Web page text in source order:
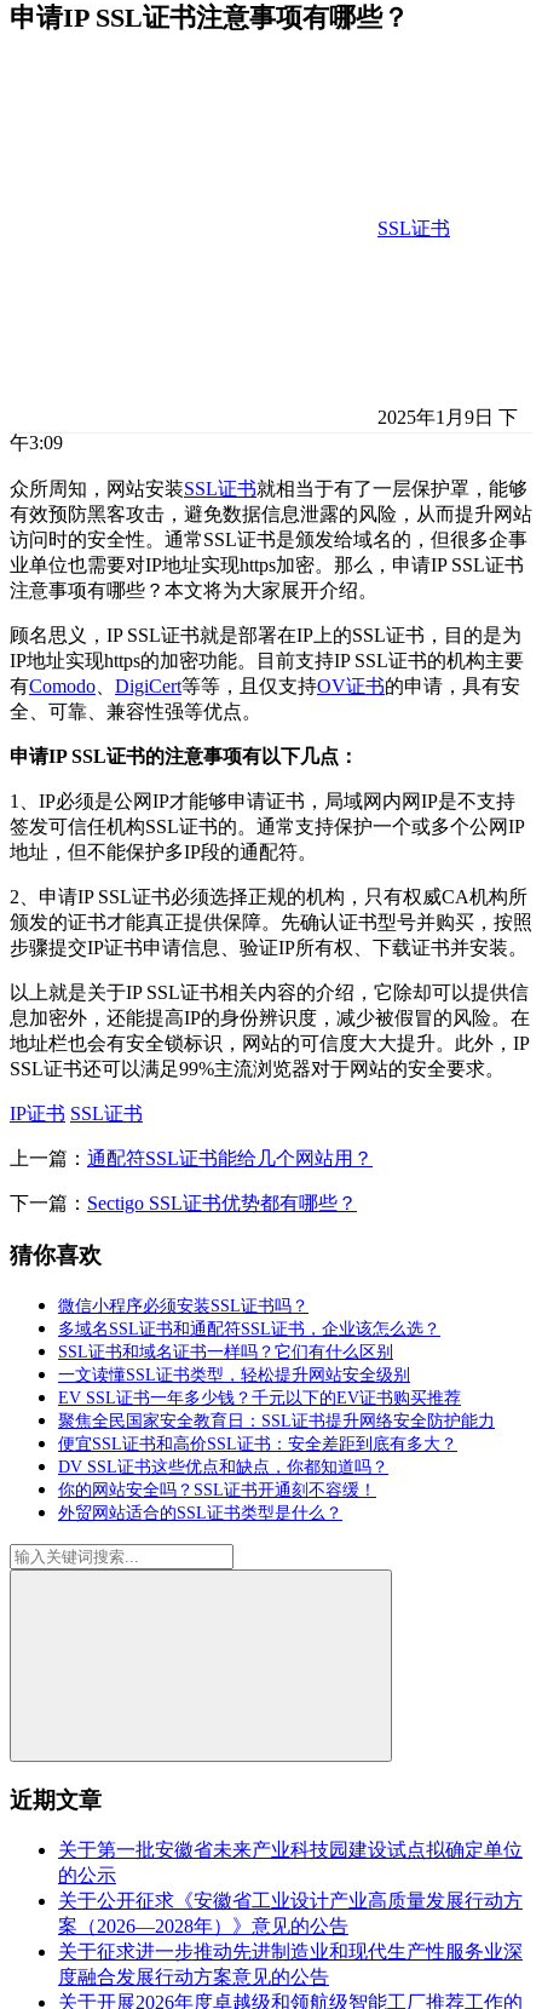
申请IP SSL证书注意事项有哪些？
SSL证书
2025年1月9日 下
午3:09
众所周知，网站安装SSL证书就相当于有了一层保护罩，能够
有效预防黑客攻击，避免数据信息泄露的风险，从而提升网站
访问时的安全性。通常SSL证书是颁发给域名的，但很多企事
业单位也需要对IP地址实现https加密。那么，申请IP SSL证书
注意事项有哪些？本文将为大家展开介绍。
顾名思义，IP SSL证书就是部署在IP上的SSL证书，目的是为
IP地址实现https的加密功能。目前支持IP SSL证书的机构主要
有Comodo、 DigiCert等等，且仅支持OV证书的申请，具有安
全、可靠、兼容性强等优点。
申请IP SSL证书的注意事项有以下几点：
1、IP必须是公网IP才能够申请证书，局域网内网IP是不支持
签发可信任机构SSL证书的。通常支持保护一个或多个公网IP
地址，但不能保护多IP段的通配符。
2、申请IP SSL证书必须选择正规的机构，只有权威CA机构所
颁发的证书才能真正提供保障。先确认证书型号并购买，按照
步骤提交IP证书申请信息、验证IP所有权、下载证书并安装。
以上就是关于IP SSL证书相关内容的介绍，它除却可以提供信
息加密外，还能提高IP的身份辨识度，减少被假冒的风险。在
地址栏也会有安全锁标识，网站的可信度大大提升。此外，IP
SSL证书还可以满足99%主流浏览器对于网站的安全要求。
IP证书 SSL证书
上一篇： 通配符SSL证书能给几个网站用？
下一篇： Sectigo SSL证书优势都有哪些？
猜你喜欢
微信小程序必须安装SSL证书吗？
多域名SSL证书和通配符SSL证书，企业该怎么选？
SSL证书和域名证书一样吗？它们有什么区别
一文读懂SSL证书类型，轻松提升网站安全级别
EV SSL证书一年多少钱？千元以下的EV证书购买推荐
聚焦全民国家安全教育日：SSL证书提升网络安全防护能力
便宜SSL证书和高价SSL证书：安全差距到底有多大？
DV SSL证书这些优点和缺点，你都知道吗？
你的网站安全吗？SSL证书开通刻不容缓！
外贸网站适合的SSL证书类型是什么？
近期文章
关于第一批安徽省未来产业科技园建设试点拟确定单位
的公示
关于公开征求《安徽省工业设计产业高质量发展行动方
案（2026—2028年）》意见的公告
关于征求进一步推动先进制造业和现代生产性服务业深
度融合发展行动方案意见的公告
关于开展2026年度卓越级和领航级智能工厂推荐工作的